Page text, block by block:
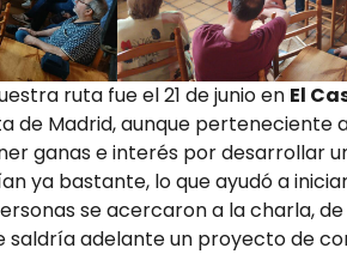
ruta fue el 21 de junio en El
de Madrid, aunque perteneciente
ganas e interés por desarrollar
ya bastante, lo que ayudó a
se acercaron a la charla,
saldría adelante un proyecto de